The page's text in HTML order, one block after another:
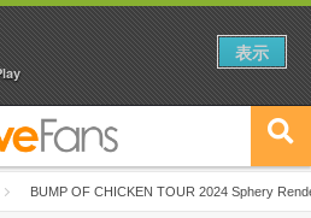
BUMP OF CHICKEN TOUR 2024 Sphery
年上半期編発表！
表示